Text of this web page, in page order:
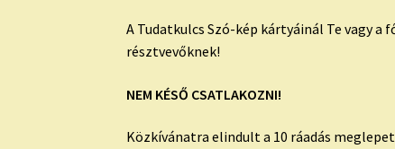
A Tudatkulcs Szó-kép kártyáinál Te vagy
résztvevőknek!
NEM KÉSŐ CSATLAKOZNI!
Közkívánatra elindult a 10 ráadás